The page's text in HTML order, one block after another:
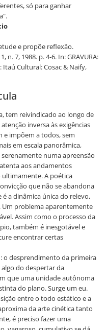
só para ganhar
e propõe reflexão.
n. 7, 1988. p. 4-6. In: GRAVURA:
Itaú Cultural: Cosac & Naify,
tem reivindicado ao longo de
inversa às exigências
e impõem a todos, sem
em escala panorâmica,
numa apreensão
aos andamentos
A poética
que não se abandona
a dinâmica única do relevo,
problema aparentemente
Assim como o processo da
também é inesgotável e
encontrar certas
o desprendimento da primeira
do despertar da
que uma unidade autônoma
do plano. Surge um eu.
entre o todo estático e a
da arte cinética tanto
é preciso fazer uma